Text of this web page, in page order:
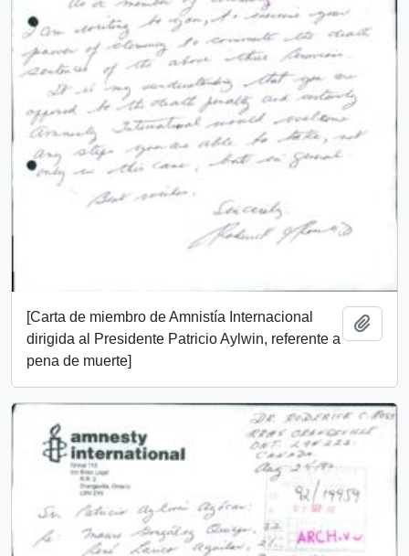
[Carta de miembro de Amnistía Internacional
dirigida al Presidente Patricio Aylwin, referente a
pena de muerte]